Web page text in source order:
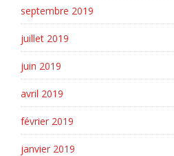
septembre 2019
juillet 2019
juin 2019
avril 2019
février 2019
janvier 2019